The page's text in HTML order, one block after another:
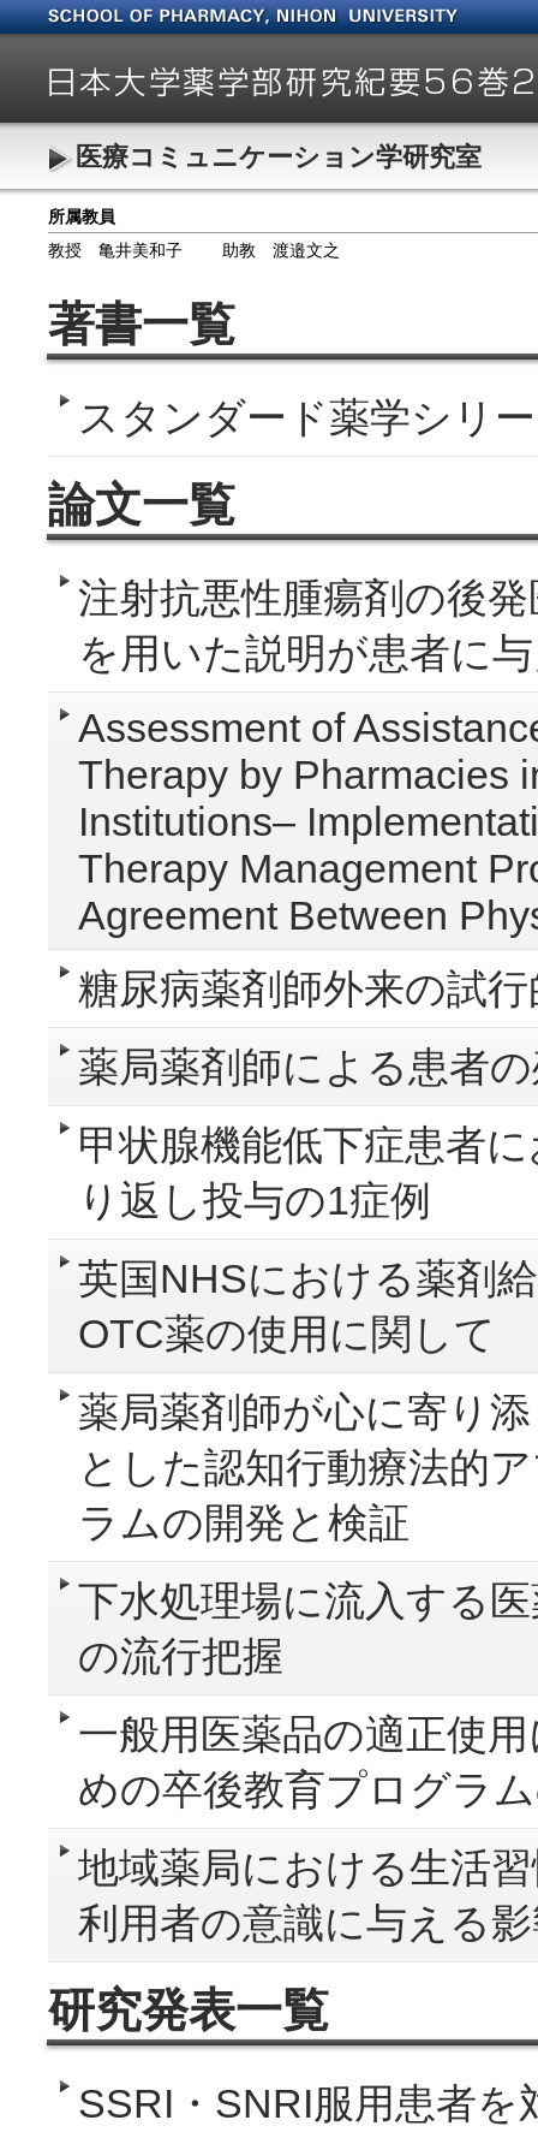
医療コミュニケーション学研究室
所属教員
教授 亀井美和子
助教 渡邉文之
著書一覧
スタンダード薬学シリ
論文一覧
注射抗悪性腫瘍剤の後
を用いた説明が患者に
Assessment of
Therapy by Pharmacies
Institutions–
Therapy Management
Agreement Between
糖尿病薬剤師外来の試
薬局薬剤師による患者
甲状腺機能低下症患者
り返し投与の1症例
英国NHSにおける薬剤
OTC薬の使用に関して
薬局薬剤師が心に寄り
とした認知行動療法的
ラムの開発と検証
下水処理場に流入する
の流行把握
一般用医薬品の適正使
めの卒後教育プログラ
地域薬局における生活
利用者の意識に与える
研究発表一覧
SSRI・SNRI服用患者